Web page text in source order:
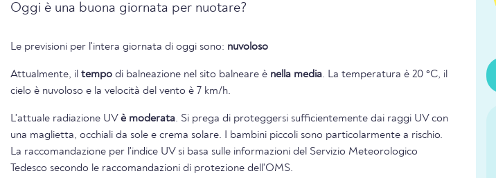
Oggi è una buona giornata per nuotare?
Le previsioni per l'intera giornata di oggi sono: nuvoloso
Attualmente, il tempo di balneazione nel sito balneare è nella media. La temperatura è 20 °C, il
cielo è nuvoloso e la velocità del vento è 7 km/h.
L'attuale radiazione UVè moderata. Si prega di proteggersi sufficientemente dai raggi UV con
una maglietta, occhiali da sole e crema solare. I bambini piccoli sono particolarmente a rischio.
La raccomandazione per l'indice UV si basa sulle informazioni del Servizio Meteorologico
Tedesco secondo le raccomandazioni di protezione dell'OMS.